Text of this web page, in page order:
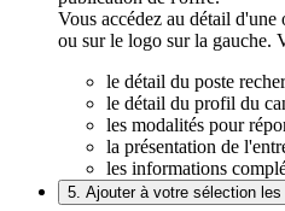
Vous accédez au détail
ou sur le logo sur la gauche.
le détail du poste
le détail du profil du
les modalités pour
la présentation de
les informations
5. Ajouter à votre sélection